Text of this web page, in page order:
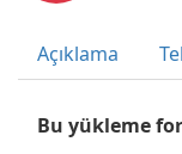
Açıklama
Bu yükleme